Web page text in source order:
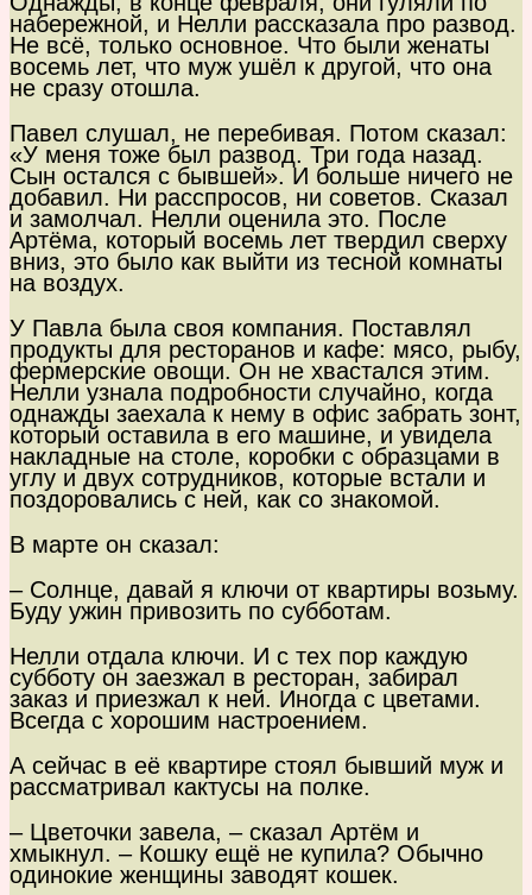
набережной, и Нелли рассказала про развод.
Не всё, только основное. Что были женаты
восемь лет, что муж ушёл к другой, что она
не сразу отошла.
Павел слушал, не перебивая. Потом сказал:
«У меня тоже был развод. Три года назад.
Сын остался с бывшей». И больше ничего не
добавил. Ни расспросов, ни советов. Сказал
и замолчал. Нелли оценила это. После
Артёма, который восемь лет твердил сверху
вниз, это было как выйти из тесной комнаты
на воздух.
У Павла была своя компания. Поставлял
продукты для ресторанов и кафе: мясо, рыбу,
фермерские овощи. Он не хвастался этим.
Нелли узнала подробности случайно, когда
однажды заехала к нему в офис забрать зонт,
который оставила в его машине, и увидела
накладные на столе, коробки с образцами в
углу и двух сотрудников, которые встали и
поздоровались с ней, как со знакомой.
В марте он сказал:
– Солнце, давай я ключи от квартиры возьму.
Буду ужин привозить по субботам.
Нелли отдала ключи. И с тех пор каждую
субботу он заезжал в ресторан, забирал
заказ и приезжал к ней. Иногда с цветами.
Всегда с хорошим настроением.
А сейчас в её квартире стоял бывший муж и
рассматривал кактусы на полке.
– Цветочки завела, – сказал Артём и
хмыкнул. – Кошку ещё не купила? Обычно
одинокие женщины заводят кошек.